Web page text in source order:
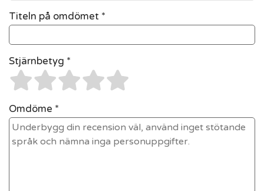
Titeln på omdömet *
Stjärnbetyg *
Omdöme *